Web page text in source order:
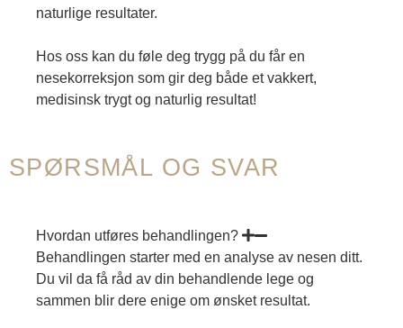
naturlige resultater.
Hos oss kan du føle deg trygg på du får en
nesekorreksjon som gir deg både et vakkert,
medisinsk trygt og naturlig resultat!
SPØRSMÅL OG SVAR
Hvordan utføres behandlingen?
Behandlingen starter med en analyse av nesen ditt.
Du vil da få råd av din behandlende lege og
sammen blir dere enige om ønsket resultat.